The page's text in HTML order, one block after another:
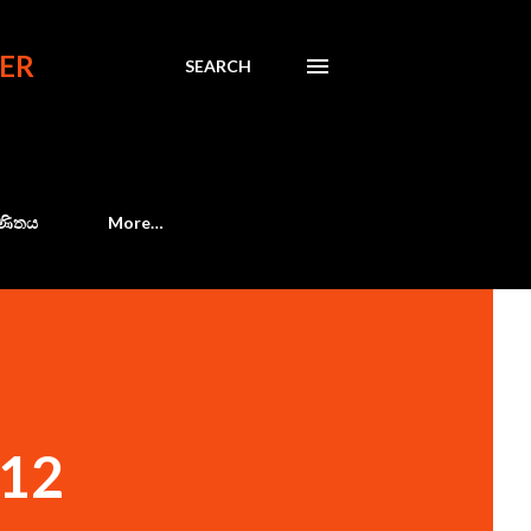
SEARCH
More…